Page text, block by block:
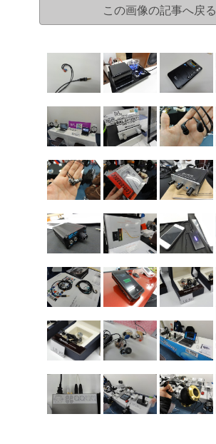
この画像の記事へ戻る